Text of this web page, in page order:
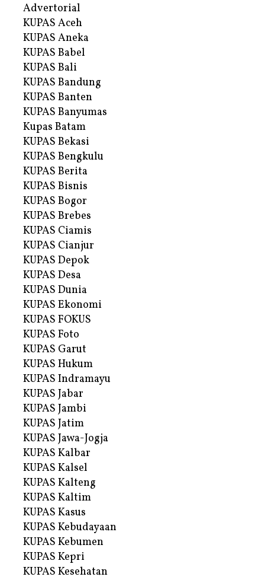
Advertorial
KUPAS Aceh
KUPAS Aneka
KUPAS Babel
KUPAS Bali
KUPAS Bandung
KUPAS Banten
KUPAS Banyumas
Kupas Batam
KUPAS Bekasi
KUPAS Bengkulu
KUPAS Berita
KUPAS Bisnis
KUPAS Bogor
KUPAS Brebes
KUPAS Ciamis
KUPAS Cianjur
KUPAS Depok
KUPAS Desa
KUPAS Dunia
KUPAS Ekonomi
KUPAS FOKUS
KUPAS Foto
KUPAS Garut
KUPAS Hukum
KUPAS Indramayu
KUPAS Jabar
KUPAS Jambi
KUPAS Jatim
KUPAS Jawa-Jogja
KUPAS Kalbar
KUPAS Kalsel
KUPAS Kalteng
KUPAS Kaltim
KUPAS Kasus
KUPAS Kebudayaan
KUPAS Kebumen
KUPAS Kepri
KUPAS Kesehatan